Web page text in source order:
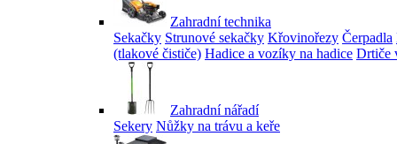
Zahradní technika
Sekačky Strunové sekačky Křovinořezy Čerpadla
(tlakové čističe) Hadice a vozíky na hadice Drtiče
Zahradní nářadí
Sekery Nůžky na trávu a keře